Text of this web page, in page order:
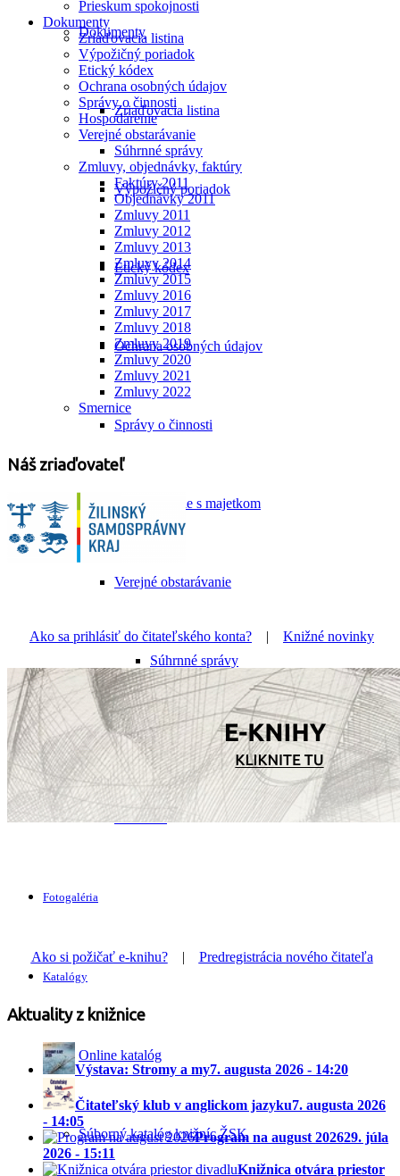
Dokumenty
Zriaďovacia listina
Výpožičný poriadok
Etický kódex
Ochrana osobných údajov
Správy o činnosti
Hospodárenie s majetkom
Verejné obstarávanie
Súhrnné správy
Zmluvy, objednávky, faktúry
Smernice
Fotogaléria
Katalógy
Online katalóg
Súborný katalóg knižníc ŽSK
Prieskum spokojnosti
Dokumenty
Zriaďovacia listina
Výpožičný poriadok
Etický kódex
Ochrana osobných údajov
Správy o činnosti
Hospodárenie
Verejné obstarávanie
Súhrnné správy
Zmluvy, objednávky, faktúry
Faktúry 2011
Objednávky 2011
Zmluvy 2011
Zmluvy 2012
Zmluvy 2013
Zmluvy 2014
Zmluvy 2015
Zmluvy 2016
Zmluvy 2017
Zmluvy 2018
Zmluvy 2019
Zmluvy 2020
Zmluvy 2021
Zmluvy 2022
Smernice
Náš zriaďovateľ
Ako sa prihlásiť do čitateľského konta? | Knižné novinky
Ako si požičať e-knihu?| Predregistrácia nového čitateľa
Aktuality z knižnice
Výstava: Stromy a my7. augusta 2026 - 14:20
Čitateľský klub v anglickom jazyku7. augusta 2026
- 14:05
Program na august 202629. júla
2026 - 15:11
Knižnica otvára priestor